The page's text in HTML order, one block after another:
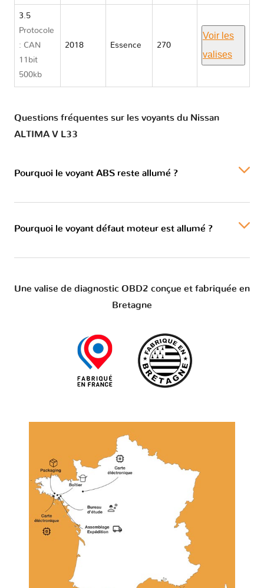
3.5
Protocole
: CAN
11bit
500kb
2018 Essence 270
Voir les
valises
Questions fréquentes sur les voyants du Nissan
ALTIMA V L33
Pourquoi le voyant ABS reste allumé ?
Pourquoi le voyant défaut moteur est allumé ?
Une valise de diagnostic OBD2 conçue et fabriquée en
Bretagne